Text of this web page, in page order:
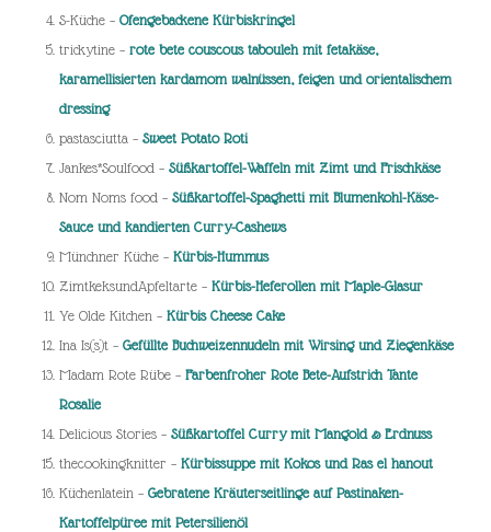
S-Küche – Ofengebackene Kürbiskringel
trickytine – rote bete couscous tabouleh mit fetakäse,
karamellisierten kardamom walnüssen, feigen und orientalischem
dressing
pastasciutta – Sweet Potato Roti
Jankes*Soulfood – Süßkartoffel-Waffeln mit Zimt und Frischkäse
Nom Noms food – Süßkartoffel-Spaghetti mit Blumenkohl-Käse-
Sauce und kandierten Curry-Cashews
Münchner Küche – Kürbis-Hummus
ZimtkeksundApfeltarte – Kürbis-Heferollen mit Maple-Glasur
Ye Olde Kitchen – Kürbis Cheese Cake
Ina Is(s)t – Gefüllte Buchweizennudeln mit Wirsing und Ziegenkäse
Madam Rote Rübe – Farbenfroher Rote Bete-Aufstrich Tante
Rosalie
Delicious Stories – Süßkartoffel Curry mit Mangold & Erdnuss
thecookingknitter – Kürbissuppe mit Kokos und Ras el hanout
Küchenlatein – Gebratene Kräuterseitlinge auf Pastinaken-
Kartoffelpüree mit Petersilienöl